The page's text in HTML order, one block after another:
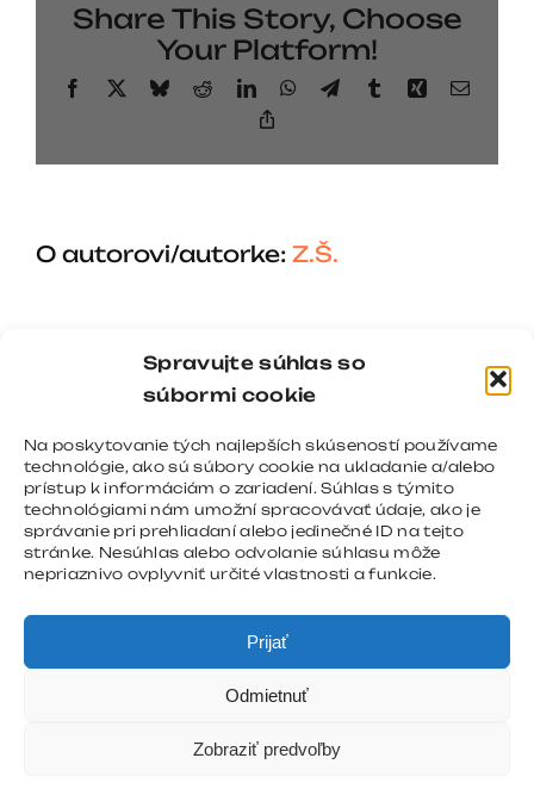
Spravujte súhlas so
súbormi cookie
Na poskytovanie tých najlepších skúseností používame
technológie, ako sú súbory cookie na ukladanie a/alebo
prístup k informáciám o zariadení. Súhlas s týmito
technológiami nám umožní spracovávať údaje, ako je
správanie pri prehliadaní alebo jedinečné ID na tejto
stránke. Nesúhlas alebo odvolanie súhlasu môže
nepriaznivo ovplyvniť určité vlastnosti a funkcie.
Prijať
Odmietnuť
Zobraziť predvoľby
Share This Story, Choose
Your Platform!
Facebook BlueskyRedditLinkedInWhatsApp
TelegramTumblrXingEmail
O autorovi/autorke: Z.Š.
Copyright 2008 - 2026 |REGNOMEDIA